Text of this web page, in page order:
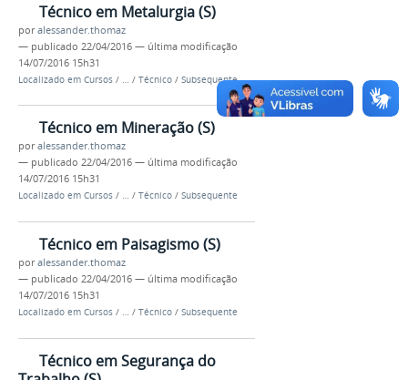
Técnico em Metalurgia (S)
poralessander.thomaz
— publicado 22/04/2016 — última modificação
14/07/2016 15h31
Localizado em Cursos / … / Técnico / Subsequente
Técnico em Mineração (S)
poralessander.thomaz
— publicado 22/04/2016 — última modificação
14/07/2016 15h31
Localizado em Cursos / … / Técnico / Subsequente
Técnico em Paisagismo (S)
poralessander.thomaz
— publicado 22/04/2016 — última modificação
14/07/2016 15h31
Localizado em Cursos / … / Técnico / Subsequente
Técnico em Segurança do